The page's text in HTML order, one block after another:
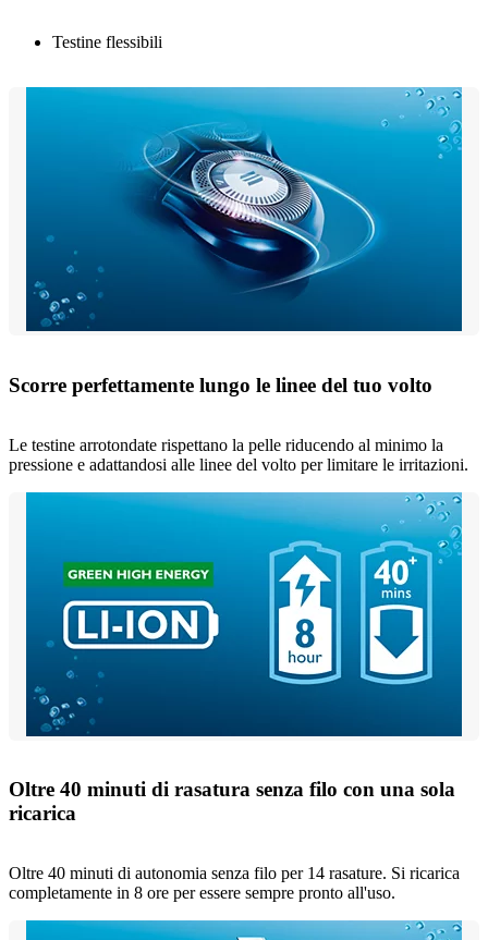
Testine flessibili
Scorre perfettamente lungo le linee del tuo volto
Le testine arrotondate rispettano la pelle riducendo al minimo la
pressione e adattandosi alle linee del volto per limitare le irritazioni.
Oltre 40 minuti di rasatura senza filo con una sola
ricarica
Oltre 40 minuti di autonomia senza filo per 14 rasature. Si ricarica
completamente in 8 ore per essere sempre pronto all'uso.